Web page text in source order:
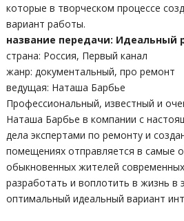
которые в творческом процессе
вариант работы.
название передачи: Идеальный
страна: Россия, Первый канал
жанр: документальный, про ремонт
ведущая: Наташа Барбье
Профессиональный, известный и
Наташа Барбье в компании с
дела экспертами по ремонту и
помещениях отправляется в самые
обыкновенных жителей
разработать и воплотить в жизнь в
оптимальный идеальный вариант